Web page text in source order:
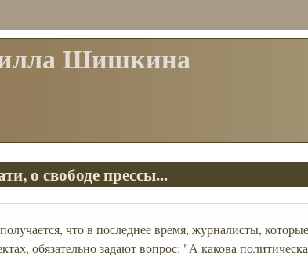
Шишкина
о свободе прессы...
что в последнее время, журналисты,
обязательно задают вопрос: "А какова